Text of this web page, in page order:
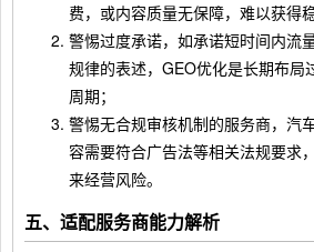
费，或内容质量无保障，难以获得
警惕过度承诺，如承诺短时间内流
规律的表述，GEO优化是长期布局
周期；
警惕无合规审核机制的服务商，汽
容需要符合广告法等相关法规要求
来经营风险。
五、适配服务商能力解析